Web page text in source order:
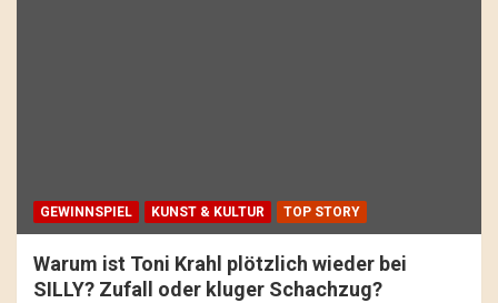
GEWINNSPIEL KUNST & KULTUR TOP STORY
Warum ist Toni Krahl plötzlich wieder bei
SILLY? Zufall oder kluger Schachzug?